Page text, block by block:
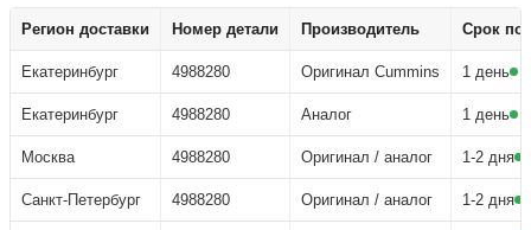
Узнать цену детали 4988280
Регион доставки Номер детали Производитель Срок
Екатеринбург 4988280 Оригинал Cummins 1 день
Екатеринбург 4988280 Аналог 1 день
Москва 4988280 Оригинал / аналог 1-2 дня
Санкт-Петербург 4988280 Оригинал / аналог 1-2 дня